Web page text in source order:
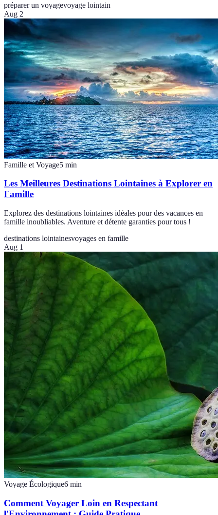
préparer un voyagevoyage lointain
Aug 2
Famille et Voyage5 min
Les Meilleures Destinations Lointaines à Explorer en
Famille
Explorez des destinations lointaines idéales pour des vacances en
famille inoubliables. Aventure et détente garanties pour tous !
destinations lointainesvoyages en famille
Aug 1
Voyage Écologique6 min
Comment Voyager Loin en Respectant